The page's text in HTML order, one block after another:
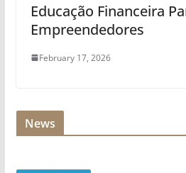
Educação Financeira
Empreendedores
February 17, 2026
News